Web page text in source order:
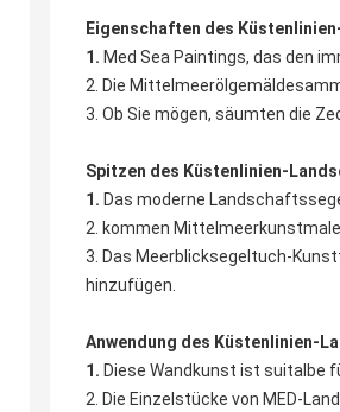
Eigenschaften des
1. Med Sea Paintings, das den
2. Die
3. Ob Sie mögen, säumten die
Spitzen des Küstenlinien-
1. Das moderne
2. kommen
3. Das Meerblicksegeltuch-
hinzufügen.
Anwendung des Küstenlinien-
1. Diese Wandkunst ist suitalbe
2. Die Einzelstücke von MED-